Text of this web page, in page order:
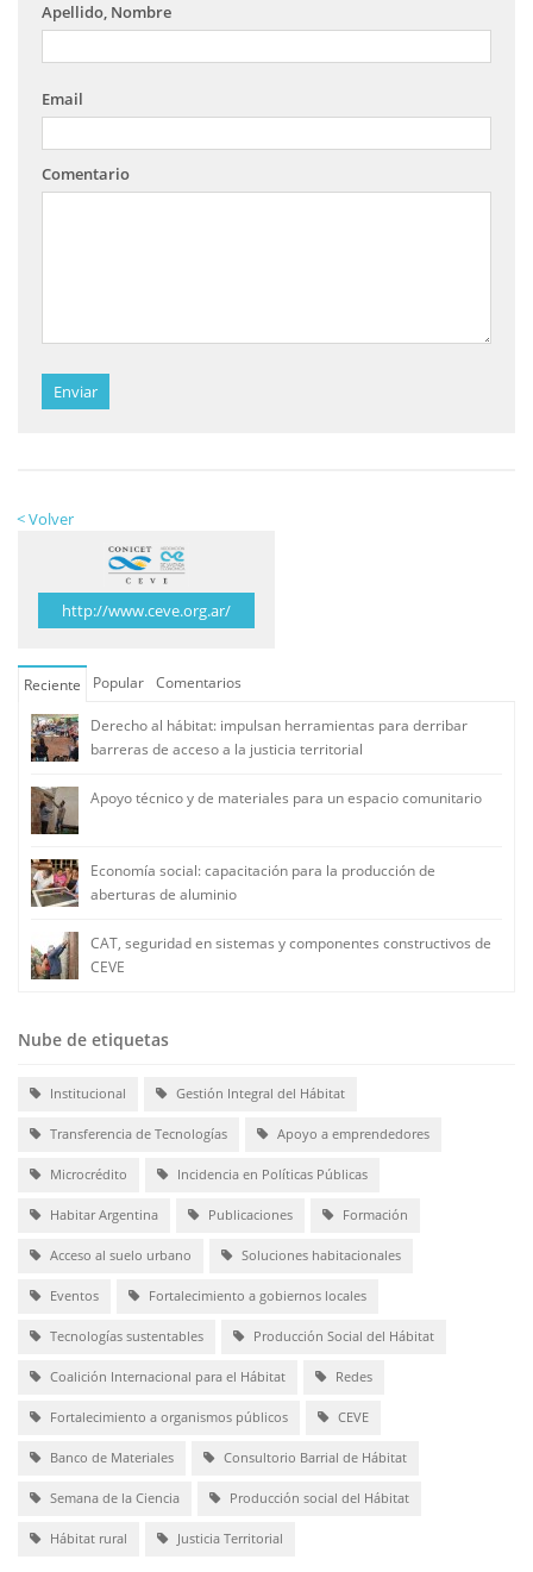
Apellido, Nombre
Email
Comentario
Enviar
< Volver
http://www.ceve.org.ar/
Reciente Popular Comentarios
Derecho al hábitat: impulsan herramientas para derribar
barreras de acceso a la justicia territorial
Apoyo técnico y de materiales para un espacio comunitario
Economía social: capacitación para la producción de
aberturas de aluminio
CAT, seguridad en sistemas y componentes constructivos de
CEVE
Nube de etiquetas
Institucional Gestión Integral del Hábitat
Transferencia de Tecnologías Apoyo a emprendedores
Microcrédito Incidencia en Políticas Públicas
Habitar Argentina Publicaciones Formación
Acceso al suelo urbano Soluciones habitacionales
Eventos Fortalecimiento a gobiernos locales
Tecnologías sustentables Producción Social del Hábitat
Coalición Internacional para el Hábitat Redes
Fortalecimiento a organismos públicos CEVE
Banco de Materiales Consultorio Barrial de Hábitat
Semana de la Ciencia Producción social del Hábitat
Hábitat rural Justicia Territorial